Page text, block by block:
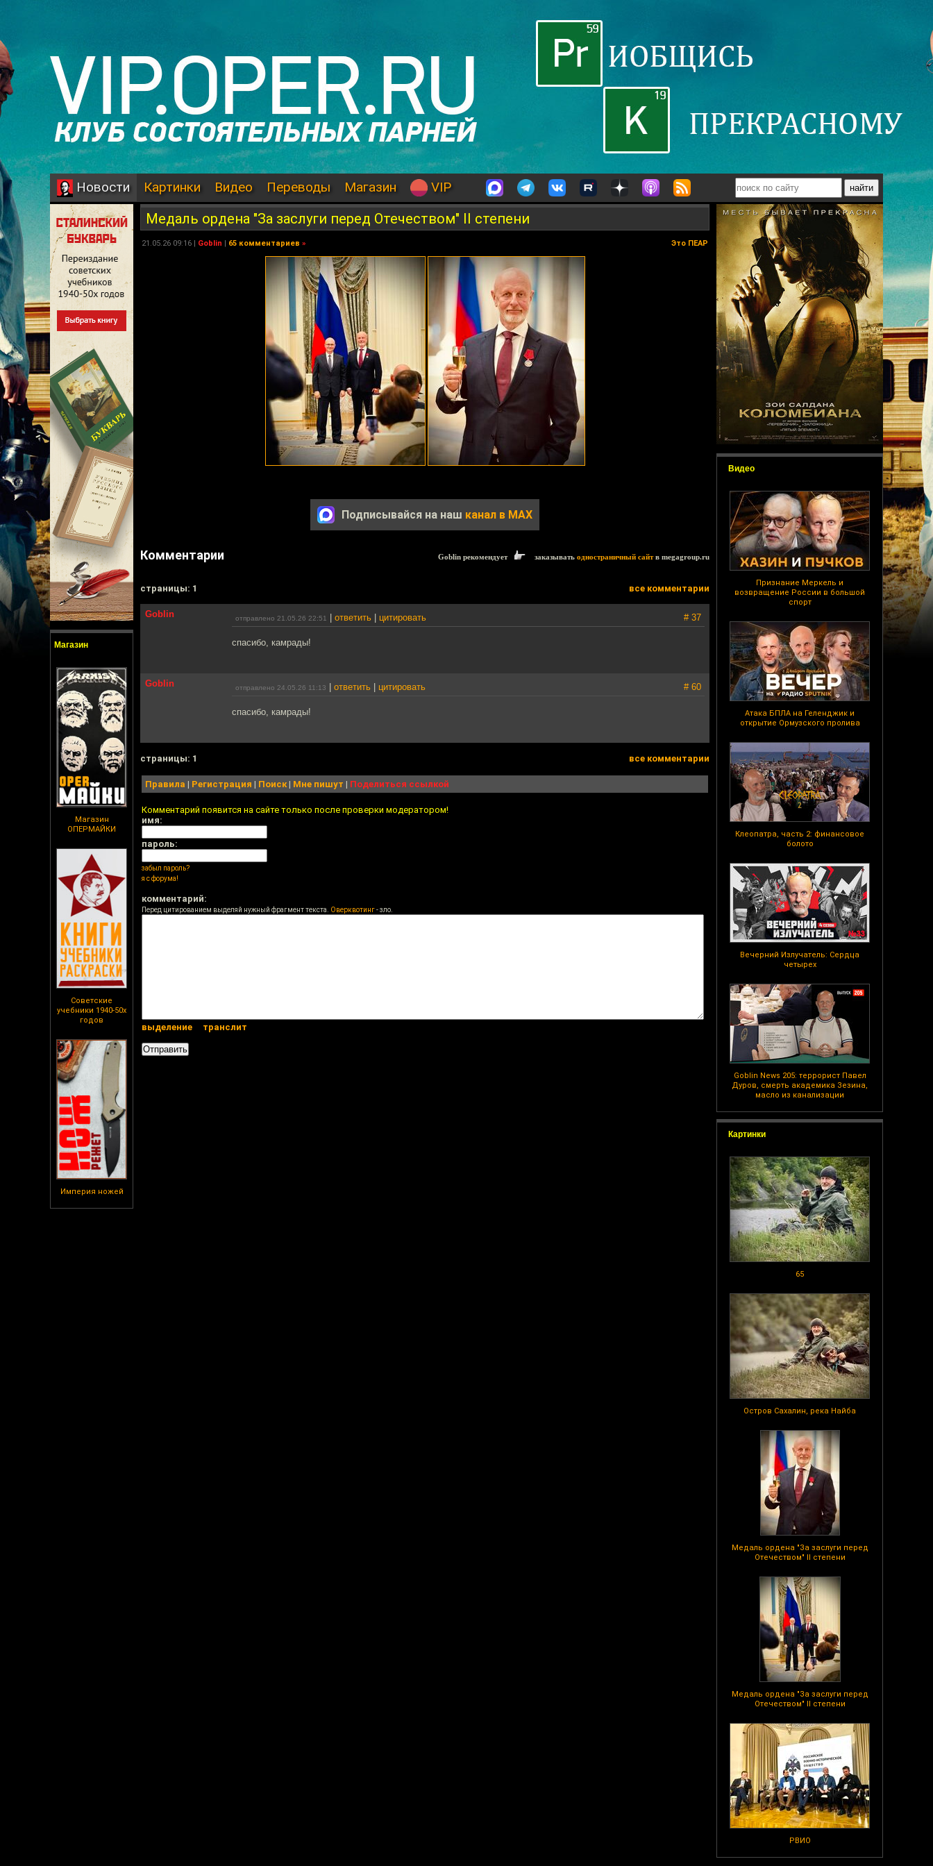
Новости Картинки Видео Переводы Магазин VIP
Магазин
Магазин
ОПЕРМАЙКИ
Советские
учебники 1940-50х
годов
Империя ножей
Видео
Признание Меркель и
возвращение России в большой
спорт
Атака БПЛА на Геленджик и
открытие Ормузского пролива
Клеопатра, часть 2: финансовое
болото
Вечерний Излучатель: Сердца
четырех
Goblin News 205: террорист Павел
Дуров, смерть академика Зезина,
масло из канализации
Картинки
65
Остров Сахалин, река Найба
Медаль ордена "За заслуги перед
Отечеством" II степени
Медаль ордена "За заслуги перед
Отечеством" II степени
РВИО
Медаль ордена "За заслуги перед Отечеством" II степени
21.05.26 09:16 | Goblin | 65 комментариев » Это ПЕАР
Подписывайся на наш канал в MAX
Комментарии Goblin рекомендует заказывать одностраничный сайтв megagroup.ru
cтраницы: 1 все комментарии
Goblin отправлено 21.05.26 22:51 ответить цитировать # 37
спасибо, камрады!
Goblin отправлено 24.05.26 11:13 ответить цитировать # 60
спасибо, камрады!
cтраницы: 1 все комментарии
Правила | Регистрация | Поиск| Мне пишут | Поделиться ссылкой
Комментарий появится на сайте только после проверки модератором!
имя:
пароль:
забыл пароль?
я с форума!
комментарий:
Перед цитированием выделяй нужный фрагмент текста. Оверквотинг- зло.
выделение транслит